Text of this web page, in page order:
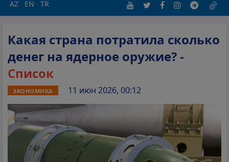
AZ EN TR
Какая страна потратила сколько
денег на ядерное оружие? -
Список
ЭКОНОМИКА 11 июн 2026, 00:12